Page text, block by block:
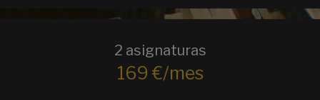
2 asignaturas
169 €/mes